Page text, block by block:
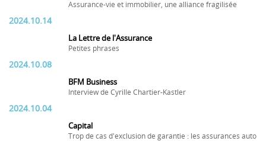
Assurance-vie et immobilier, une alliance fragilisée
2024.10.14
La Lettre de l'Assurance
Petites phrases
2024.10.08
BFM Business
Interview de Cyrille Chartier-Kastler
2024.10.04
Capital
Trop de cas d'exclusion de garantie : les assurances auto